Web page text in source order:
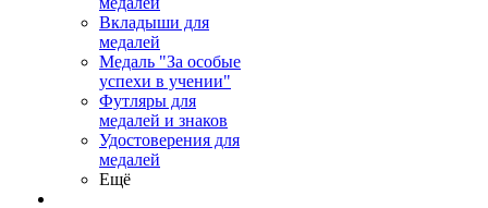
Вкладыши для
медалей
Медаль "За особые
успехи в учении"
Футляры для
медалей и знаков
Удостоверения для
медалей
Ещё